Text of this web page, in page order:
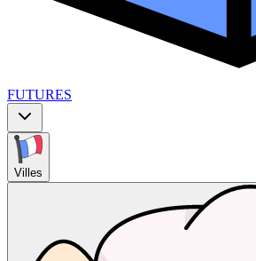
FUTURES
Villes